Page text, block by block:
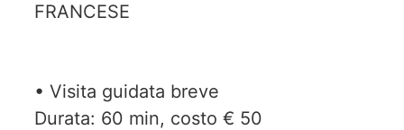
FRANCESE
• Visita guidata breve
Durata: 60 min, costo € 50